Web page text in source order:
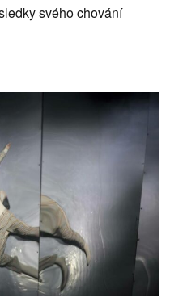
svého chování